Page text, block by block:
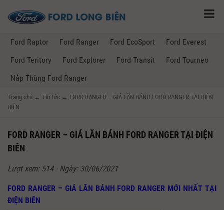
Ford Raptor Ford Ranger Ford EcoSport
Ford Everest
Ford Teritory
Ford Explorer Ford Transit
Ford Tourneo
Nắp Thùng Ford Ranger
Trang chủ → Tin tức → FORD RANGER – GIÁ LĂN BÁNH FORD RANGER TẠI ĐIỆN
BIÊN
FORD RANGER – GIÁ LĂN BÁNH FORD RANGER TẠI ĐIỆN
BIÊN
Lượt xem: 514 - Ngày: 30/06/2021
FORD RANGER – GIÁ LĂN BÁNH FORD RANGER MỚI NHẤT TẠI
ĐIỆN BIÊN